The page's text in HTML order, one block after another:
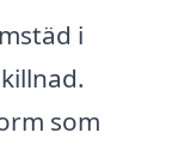
i
som